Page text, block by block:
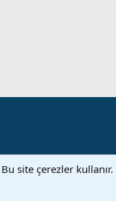
Bu site çerezler